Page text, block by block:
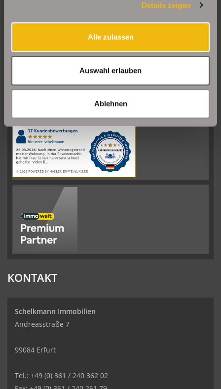
Details zeigen
Alle zulassen
Auswahl erlauben
Ablehnen
08/2026
|110Schelkmann
ImmobilienBewertungen
auf
werkenntdenBESTEN.de
KONTAKT
Schelkmann Immobilien
Andreasstraße 7
99084 Erfurt
Tel.: +49 (0) 361 / 240 362 02